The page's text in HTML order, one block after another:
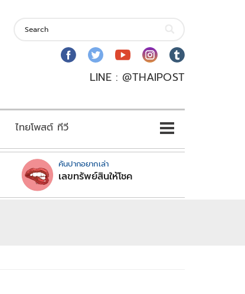
LINE : @THAIPOST
ไทยโพสต์ ทีวี
คันปากอยากเล่า
เลขทรัพย์สินให้โชค